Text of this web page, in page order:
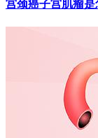
宫颈癌子宫肌瘤是